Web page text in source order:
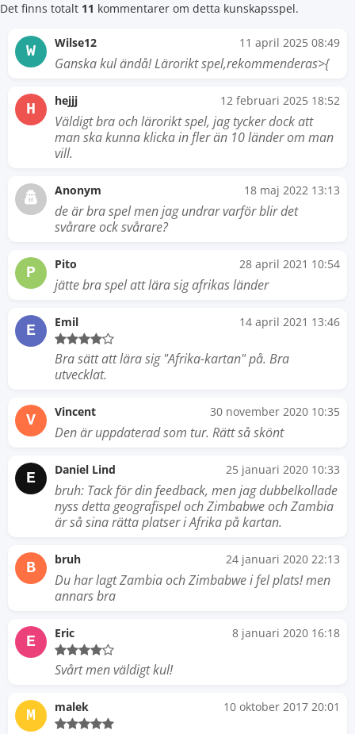
Det finns totalt 11 kommentarer om detta kunskapsspel.
W Wilse12 11 april 2025 08:49
Ganska kul ändå! Lärorikt spel,rekommenderas>{
H hejjj 12 februari 2025 18:52
Väldigt bra och lärorikt spel, jag tycker dock att
man ska kunna klicka in fler än 10 länder om man
vill.
Anonym 18 maj 2022 13:13
de är bra spel men jag undrar varför blir det
svårare ock svårare?
P Pito 28 april 2021 10:54
jätte bra spel att lära sig afrikas länder
E Emil 14 april 2021 13:46
Bra sätt att lära sig "Afrika-kartan" på. Bra
utvecklat.
V Vincent 30 november 2020 10:35
Den är uppdaterad som tur. Rätt så skönt
E Daniel Lind 25 januari 2020 10:33
bruh: Tack för din feedback, men jag dubbelkollade
nyss detta geografispel och Zimbabwe och Zambia
är så sina rätta platser i Afrika på kartan.
B bruh 24 januari 2020 22:13
Du har lagt Zambia och Zimbabwe i fel plats! men
annars bra
E Eric 8 januari 2020 16:18
Svårt men väldigt kul!
M malek 10 oktober 2017 20:01